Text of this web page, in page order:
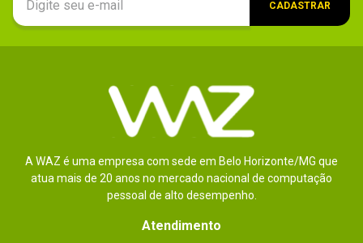
CADASTRAR
A WAZ é uma empresa com sede em Belo Horizonte/MG que
atua mais de 20 anos no mercado nacional de computação
pessoal de alto desempenho.
Atendimento